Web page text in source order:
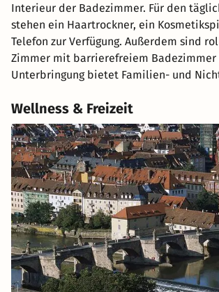
Interieur der Badezimmer. Für den
stehen ein Haartrockner, ein
Telefon zur Verfügung. Außerdem sind
Zimmer mit barrierefreiem Badezimmer
Unterbringung bietet Familien- und
Wellness & Freizeit